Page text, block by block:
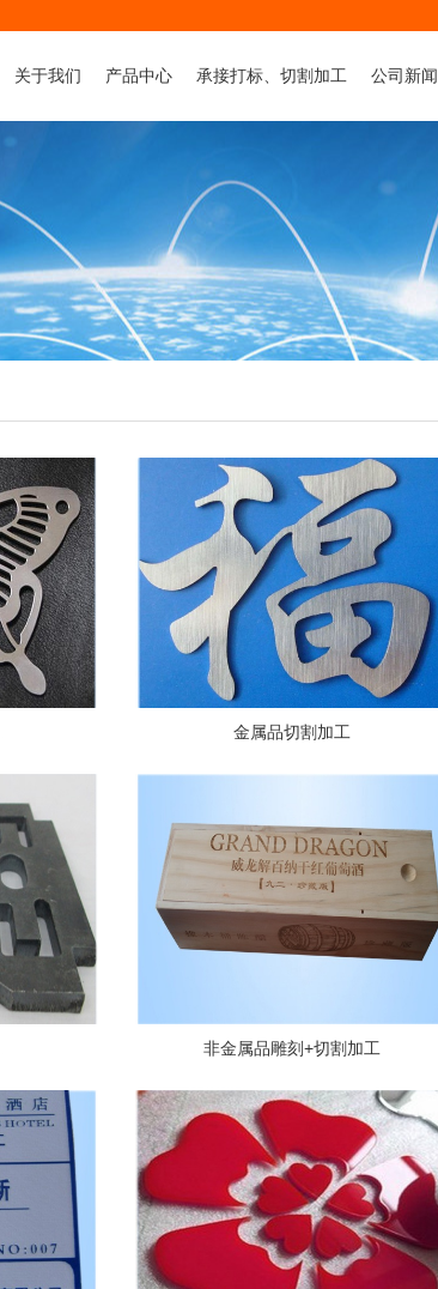
关于我们
资质荣誉
领导关怀
产品中心
流水线：激光喷码机系列
激光焊接机系列
气动打标机系列
激光雕刻机
非金属激光切割机
承接打标、切割加工
非金属件打标加工
非金属品雕刻+切割加工
金属品切割加工
公司新闻
金属品切割加工
非金属品雕刻+切割加工